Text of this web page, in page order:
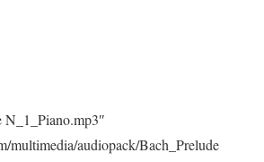
N_1_Piano.mp3″
multimedia/audiopack/Bach_Prelude